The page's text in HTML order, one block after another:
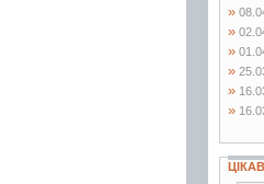
»
»
»
»
»
»